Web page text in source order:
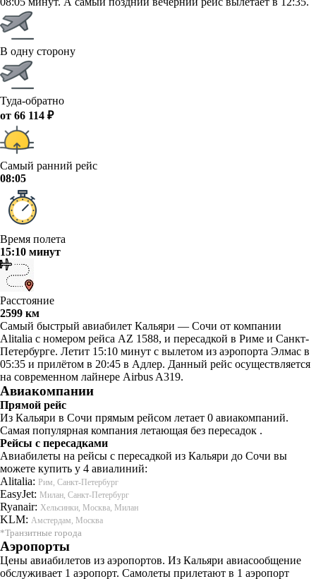
В одну сторону
Туда-обратно
от 66 114 ₽
Самый ранний рейс
08:05
Время полета
15:10 минут
Расстояние
2599 км
Самый быстрый авиабилет Кальяри — Сочи от компании
Alitalia с номером рейса AZ 1588, и пересадкой в Риме и Санкт-
Петербурге. Летит 15:10 минут с вылетом из аэропорта Элмас в
05:35 и прилётом в 20:45 в Адлер. Данный рейс осуществляется
на современном лайнере Airbus A319.
Авиакомпании
Прямой рейс
Из Кальяри в Сочи прямым рейсом летает 0 авиакомпаний.
Самая популярная компания летающая без пересадок .
Рейсы с пересадками
Авиабилеты на рейсы с пересадкой из Кальяри до Сочи вы
можете купить у 4 авиалиний:
Alitalia: Рим, Санкт-Петербург
EasyJet: Милан, Санкт-Петербург
Ryanair: Хельсинки, Москва, Милан
KLM: Амстердам, Москва
*Транзитные города
Аэропорты
Цены авиабилетов из аэропортов. Из Кальяри авиасообщение
обслуживает 1 аэропорт. Самолеты прилетают в 1 аэропорт